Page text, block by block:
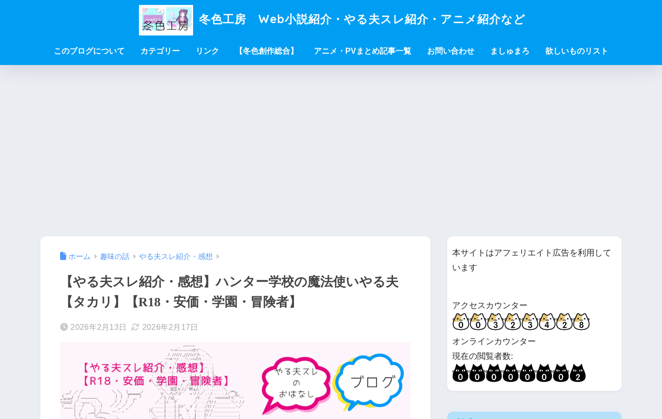
冬色工房 Web小説紹介・やる夫スレ紹介・アニメ紹介など
このブログについて カテゴリー リンク 【冬色創作総合】 アニメ・PVまとめ記事一覧 お問い合わせ ましゅまろ 欲しいものリスト
ホーム 趣味の話 やる夫スレ紹介・感想
【やる夫スレ紹介・感想】ハンター学校の魔法使いやる夫
【タカリ】【R18・安価・学園・冒険者】
2026年2月13日 2026年2月17日
本サイトはアフェリエイト広告を利用して
います
アクセスカウンター
オンラインカウンター
現在の閲覧者数: